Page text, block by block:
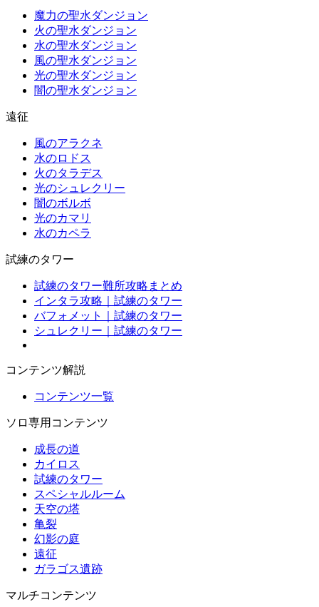
魔力の聖水ダンジョン
火の聖水ダンジョン
水の聖水ダンジョン
風の聖水ダンジョン
光の聖水ダンジョン
闇の聖水ダンジョン
遠征
風のアラクネ
水のロドス
火のタラデス
光のシュレクリー
闇のボルボ
光のカマリ
水のカペラ
試練のタワー
試練のタワー難所攻略まとめ
インタラ攻略｜試練のタワー
バフォメット｜試練のタワー
シュレクリー｜試練のタワー
コンテンツ解説
コンテンツ一覧
ソロ専用コンテンツ
成長の道
カイロス
試練のタワー
スペシャルルーム
天空の塔
亀裂
幻影の庭
遠征
ガラゴス遺跡
マルチコンテンツ